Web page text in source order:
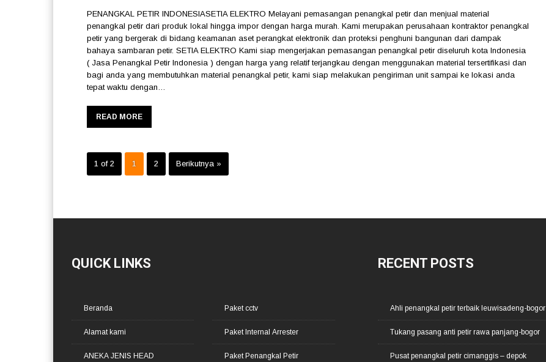
PENANGKAL PETIR INDONESIASETIA ELEKTRO Melayani pemasangan penangkal petir dan menjual material
penangkal petir dari produk lokal hingga impor dengan harga murah. Kami merupakan perusahaan kontraktor penangkal
petir yang bergerak di bidang keamanan aset perangkat elektronik dan proteksi penghuni bangunan dari dampak
bahaya sambaran petir. SETIA ELEKTRO Kami siap mengerjakan pemasangan penangkal petir diseluruh kota Indonesia
( Jasa Penangkal Petir Indonesia ) dengan harga yang relatif terjangkau dengan menggunakan material tersertifikasi dan
bagi anda yang membutuhkan material penangkal petir, kami siap melakukan pengiriman unit sampai ke lokasi anda
tepat waktu dengan…
READ MORE
1 of 2 1 2 Berikutnya »
QUICK LINKS
Beranda
Alamat kami
ANEKA JENIS HEAD
Paket cctv
Paket Internal Arrester
Paket Penangkal Petir
RECENT POSTS
Ahli penangkal petir terbaik leuwisadeng-bogor
Tukang pasang anti petir rawa panjang-bogor
Pusat penangkal petir cimanggis – depok